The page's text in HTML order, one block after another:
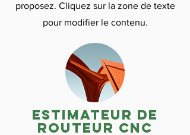
proposez. Cliquez sur la zone de texte
pour modifier le contenu.
Estimateur de
routeur CNC